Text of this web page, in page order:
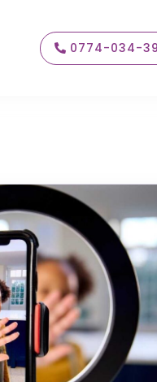
0774-034-